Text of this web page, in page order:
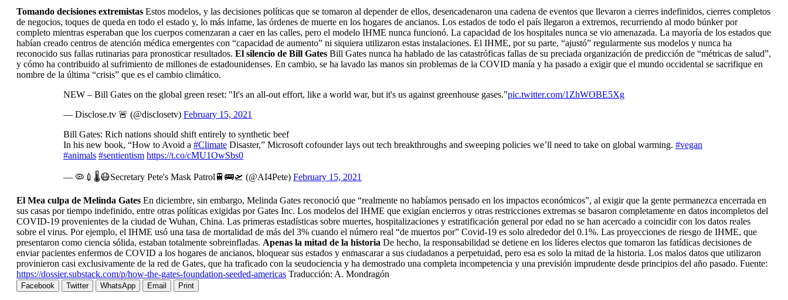
Tomando decisiones extremistas Estos modelos, y las decisiones políticas que se tomaron al depender de ellos, desencadenaron una cadena de eventos que llevaron a cierres indefinidos, cierres completos
de negocios, toques de queda en todo el estado y, lo más infame, las órdenes de muerte en los hogares de ancianos. Los estados de todo el país llegaron a extremos, recurriendo al modo búnker por
completo mientras esperaban que los cuerpos comenzaran a caer en las calles, pero el modelo IHME nunca funcionó. La capacidad de los hospitales nunca se vio amenazada. La mayoría de los estados que
habían creado centros de atención médica emergentes con “capacidad de aumento” ni siquiera utilizaron estas instalaciones. El IHME, por su parte, “ajustó” regularmente sus modelos y nunca ha
reconocido sus fallas rutinarias para pronosticar resultados. El silencio de Bill Gates Bill Gates nunca ha hablado de las catastróficas fallas de su preciada organización de predicción de “métricas de salud”,
y cómo ha contribuido al sufrimiento de millones de estadounidenses. En cambio, se ha lavado las manos sin problemas de la COVID manía y ha pasado a exigir que el mundo occidental se sacrifique en
nombre de la última “crisis” que es el cambio climático.
NEW – Bill Gates on the global green reset: "It's an all-out effort, like a world war, but it's us against greenhouse gases."pic.twitter.com/1ZhWOBE5Xg
— Disclose.tv 🚨 (@disclosetv) February 15, 2021
Bill Gates: Rich nations should shift entirely to synthetic beef
In his new book, “How to Avoid a #Climate Disaster,” Microsoft cofounder lays out tech breakthroughs and sweeping policies we’ll need to take on global warming. #vegan
#animals #sentientism https://t.co/cMU1OwSbs0
— 🦠💉🌡😷Secretary Pete's Mask Patrol🚆🚌🛫 (@AI4Pete) February 15, 2021
El Mea culpa de Melinda Gates En diciembre, sin embargo, Melinda Gates reconoció que “realmente no habíamos pensado en los impactos económicos”, al exigir que la gente permanezca encerrada en
sus casas por tiempo indefinido, entre otras políticas exigidas por Gates Inc. Los modelos del IHME que exigían encierros y otras restricciones extremas se basaron completamente en datos incompletos del
COVID-19 provenientes de la ciudad de Wuhan, China. Las primeras estadísticas sobre muertes, hospitalizaciones y estratificación general por edad no se han acercado a coincidir con los datos reales
sobre el virus. Por ejemplo, el IHME usó una tasa de mortalidad de más del 3% cuando el número real “de muertos por” Covid-19 es solo alrededor del 0.1%. Las proyecciones de riesgo de IHME, que
presentaron como ciencia sólida, estaban totalmente sobreinfladas. Apenas la mitad de la historia De hecho, la responsabilidad se detiene en los líderes electos que tomaron las fatídicas decisiones de
enviar pacientes enfermos de COVID a los hogares de ancianos, bloquear sus estados y enmascarar a sus ciudadanos a perpetuidad, pero esa es solo la mitad de la historia. Los malos datos que utilizaron
provinieron casi exclusivamente de la red de Gates, que ha traficado con la seudociencia y ha demostrado una completa incompetencia y una previsión imprudente desde principios del año pasado. Fuente:
https://dossier.substack.com/p/how-the-gates-foundation-seeded-americas Traducción: A. Mondragón
Facebook Twitter WhatsApp Email Print